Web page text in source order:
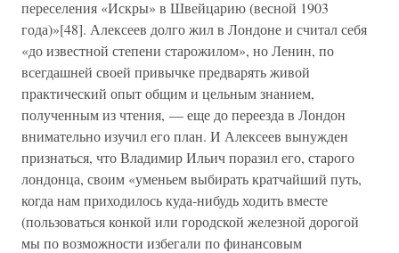
переселения «Искры» в Швейцарию (весной 1903
года)»[48]. Алексеев долго жил в Лондоне и считал себя
«до известной степени старожилом», но Ленин, по
всегдашней своей привычке предварять живой
практический опыт общим и цельным знанием,
полученным из чтения, — еще до переезда в Лондон
внимательно изучил его план. И Алексеев вынужден
признаться, что Владимир Ильич поразил его, старого
лондонца, своим «уменьем выбирать кратчайший путь,
когда нам приходилось куда-нибудь ходить вместе
(пользоваться конкой или городской железной дорогой
мы по возможности избегали по финансовым